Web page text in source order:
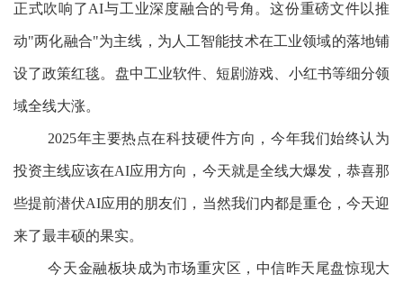
正式吹响了AI与工业深度融合的号角。这份重磅文件以推
动"两化融合"为主线，为人工智能技术在工业领域的落地铺
设了政策红毯。盘中工业软件、短剧游戏、小红书等细分领
域全线大涨。
2025年主要热点在科技硬件方向，今年我们始终认为
投资主线应该在AI应用方向，今天就是全线大爆发，恭喜那
些提前潜伏AI应用的朋友们，当然我们内都是重仓，今天迎
来了最丰硕的果实。
今天金融板块成为市场重灾区，中信昨天尾盘惊现大